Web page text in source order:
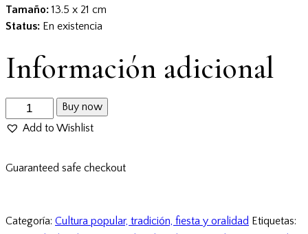
Tamaño: 13.5 x 21 cm
Status: En existencia
Información adicional
Buy now
Add to Wishlist
Guaranteed safe checkout
Categoría: Cultura popular, tradición, fiesta y oralidad Etiquetas: